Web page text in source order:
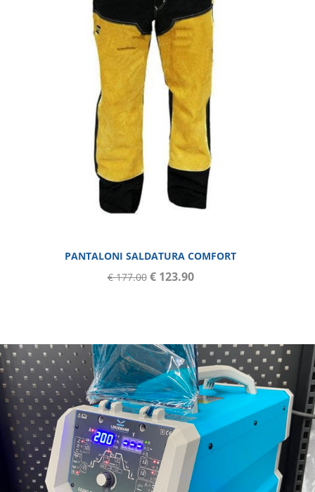
PANTALONI SALDATURA COMFORT
€ 177.00 € 123.90